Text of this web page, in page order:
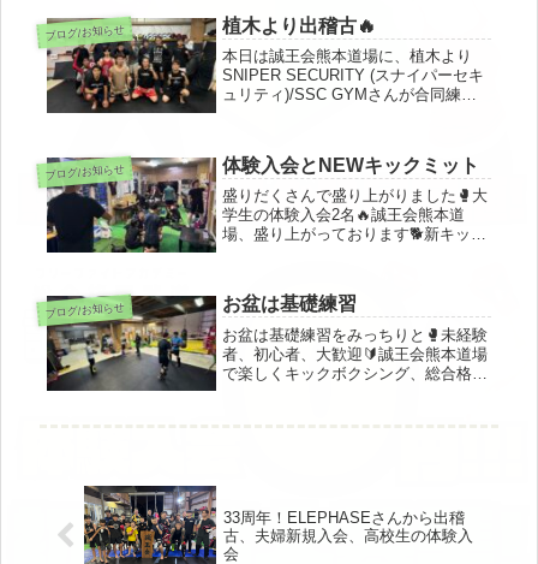
戦』形式でやりましょう！」とのこと
で緊急決定🔥健軍オリジナルス4、...
ブログ/お知らせ 植木より出稽古🔥
本日は誠王会熊本道場に、植木より
SNIPER SECURITY (スナイパーセキ
ュリティ)/SSC GYMさんが合同練習&
ブログ/お知らせ 体験入会とNEWキックミット
盛りだくさんで盛り上がりました🥊大
学生の体験入会2名🔥誠王会熊本道
場、盛り上がっております🐕新キック
なり取り回しが良い但し、一般的な規
格より小さいため、受ける側も蹴る側
もあ...
ブログ/お知らせ お盆は基礎練習
お盆は基礎練習をみっちりと🥊未経験
者、初心者、大歓迎🔰誠王会熊本道場
で楽しくキックボクシング、総合格闘
33周年！ELEPHASEさんから出稽
古、夫婦新規入会、高校生の体験入
会